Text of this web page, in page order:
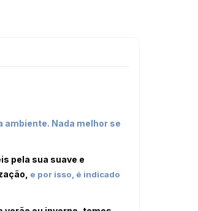
ambiente. Nada melhor se
pela sua suave e
e por isso, é indicado